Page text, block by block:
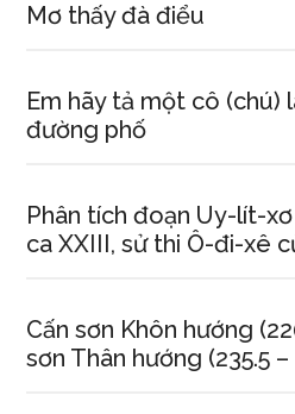
Mơ thấy đà điểu
Em hãy tả một cô (chú)
đường phố
Phân tích đoạn Uy-lít-
ca XXIII, sử thi Ô-đi-xê
Cấn sơn Khôn hướng
sơn Thân hướng (235.5 –